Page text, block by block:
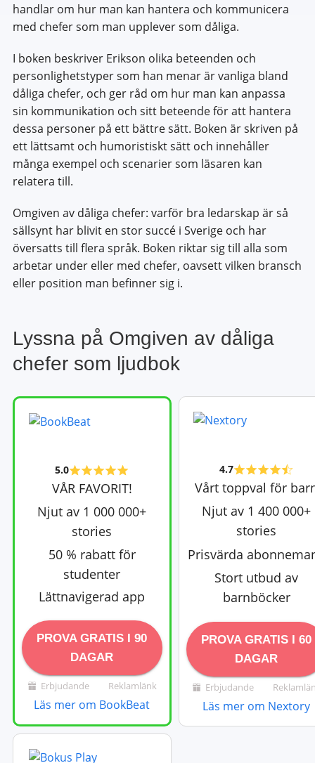
handlar om hur man kan hantera och kommunicera
med chefer som man upplever som dåliga.
I boken beskriver Erikson olika beteenden och
personlighetstyper som han menar är vanliga bland
dåliga chefer, och ger råd om hur man kan anpassa
sin kommunikation och sitt beteende för att hantera
dessa personer på ett bättre sätt. Boken är skriven på
ett lättsamt och humoristiskt sätt och innehåller
många exempel och scenarier som läsaren kan
relatera till.
Omgiven av dåliga chefer: varför bra ledarskap är så
sällsynt har blivit en stor succé i Sverige och har
översatts till flera språk. Boken riktar sig till alla som
arbetar under eller med chefer, oavsett vilken bransch
eller position man befinner sig i.
Lyssna på Omgiven av dåliga
chefer som ljudbok
4.7
Vårt toppval för
Njut av 1 400 000+
stories
Prisvärda
Stort utbud av
barnböcker
PROVA GRATIS I 60
DAGAR
Erbjudande
Läs mer om Nextory
5.0
VÅR FAVORIT!
Njut av 1 000 000+
stories
50 % rabatt för
studenter
Lättnavigerad app
PROVA GRATIS I 90
DAGAR
Erbjudande Reklamlänk
Läs mer om BookBeat